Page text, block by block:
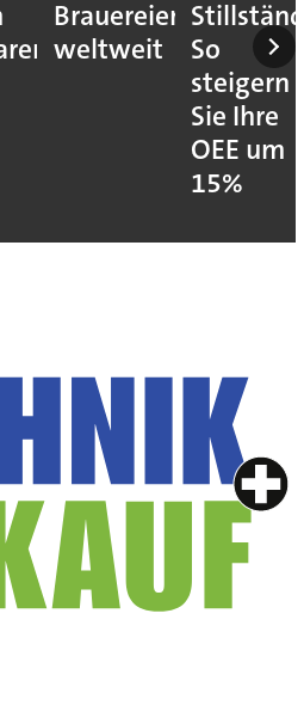
erhöht
Rohstoffbedarf
die
Industrie
macht